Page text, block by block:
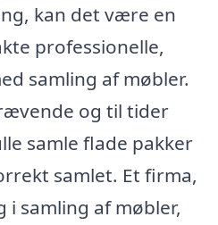
kan det være en
professionelle,
samling af møbler.
og til tider
samle flade pakker
samlet. Et firma,
i samling af møbler,